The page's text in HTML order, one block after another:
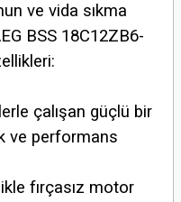
ve vida sıkma
BSS 18C12ZB6-
çalışan güçlü bir
ve performans
fırçasız motor